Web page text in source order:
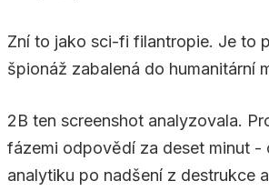
Zní to jako sci-fi filantropie. Je to
špionáž zabalená do humanitární
2B ten screenshot analyzovala.
fázemi odpovědí za deset minut -
analytiku po nadšení z destrukce